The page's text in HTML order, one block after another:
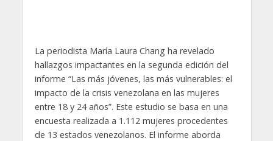
La periodista María Laura Chang ha revelado
hallazgos impactantes en la segunda edición del
informe “Las más jóvenes, las más vulnerables: el
impacto de la crisis venezolana en las mujeres
entre 18 y 24 años”. Este estudio se basa en una
encuesta realizada a 1.112 mujeres procedentes
de 13 estados venezolanos. El informe aborda